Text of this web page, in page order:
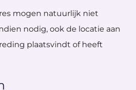
mogen natuurlijk niet
nodig, ook de locatie aan
plaatsvindt of heeft